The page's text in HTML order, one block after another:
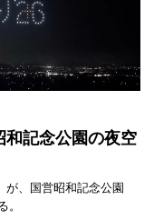
記念公園の夜空
、国営昭和記念公園
。